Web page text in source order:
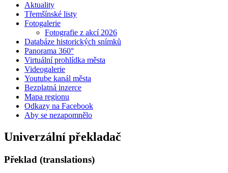
Aktuality
Třemšínské listy
Fotogalerie
Fotografie z akcí 2026
Databáze historických snímků
Panorama 360°
Virtuální prohlídka města
Videogalerie
Youtube kanál města
Bezplatná inzerce
Mapa regionu
Odkazy na Facebook
Aby se nezapomnělo
Univerzální překladač
Překlad (translations)